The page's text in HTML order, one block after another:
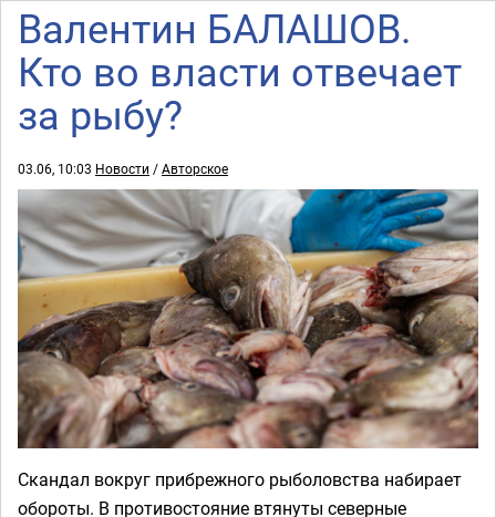
Валентин БАЛАШОВ.
Кто во власти отвечает
за рыбу?
03.06, 10:03 Новости /Авторское
Скандал вокруг прибрежного рыболовства набирает
обороты. В противостояние втянуты северные